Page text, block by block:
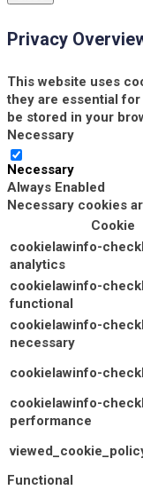
Privacy
This website uses
they are essential
be stored in your
Necessary
Necessary
Always Enabled
Necessary cookies
Cookie
cookielawinfo-
analytics
cookielawinfo-
functional
cookielawinfo-
necessary
cookielawinfo-
cookielawinfo-
performance
Functional